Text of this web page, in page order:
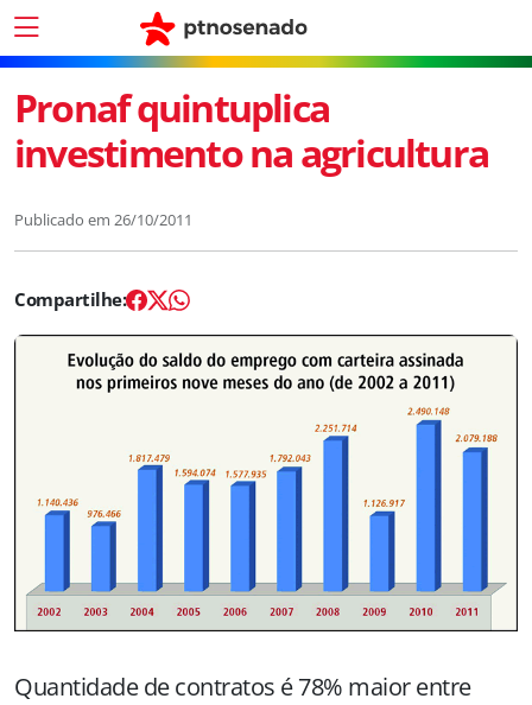
Pronaf quintuplica
investimento na agricultura
Publicado em 26/10/2011
Quantidade de contratos é 78% maior entre